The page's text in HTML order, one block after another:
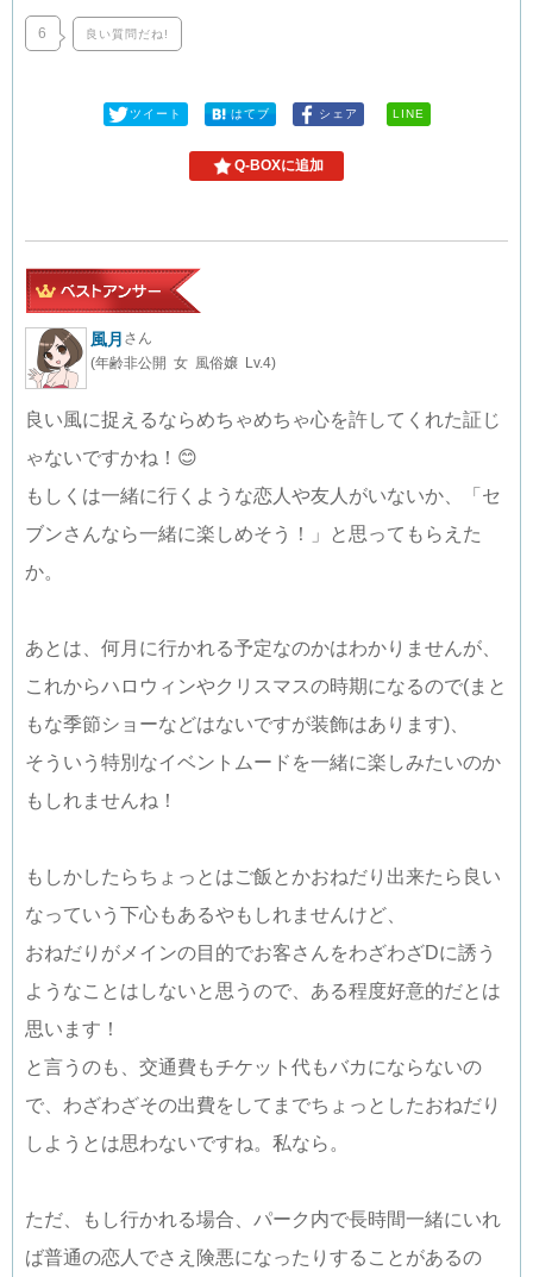
6 良い質問だね!
ツイート はてブ シェア LINE
Q-BOXに追加
風月 さん
(年齢非公開 女 風俗嬢 Lv.4)
良い風に捉えるならめちゃめちゃ心を許してくれた証じ
ゃないですかね！😊
もしくは一緒に行くような恋人や友人がいないか、「セ
ブンさんなら一緒に楽しめそう！」と思ってもらえた
か。
あとは、何月に行かれる予定なのかはわかりませんが、
これからハロウィンやクリスマスの時期になるので(まと
もな季節ショーなどはないですが装飾はあります)、
そういう特別なイベントムードを一緒に楽しみたいのか
もしれませんね！
もしかしたらちょっとはご飯とかおねだり出来たら良い
なっていう下心もあるやもしれませんけど、
おねだりがメインの目的でお客さんをわざわざDに誘う
ようなことはしないと思うので、ある程度好意的だとは
思います！
と言うのも、交通費もチケット代もバカにならないの
で、わざわざその出費をしてまでちょっとしたおねだり
しようとは思わないですね。私なら。
ただ、もし行かれる場合、パーク内で長時間一緒にいれ
ば普通の恋人でさえ険悪になったりすることがあるの